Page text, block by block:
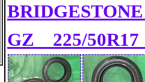
GZ 225/50R17